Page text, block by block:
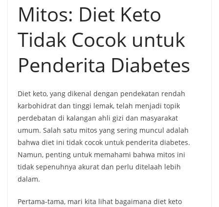
Mitos: Diet Keto
Tidak Cocok untuk
Penderita Diabetes
Diet keto, yang dikenal dengan pendekatan rendah
karbohidrat dan tinggi lemak, telah menjadi topik
perdebatan di kalangan ahli gizi dan masyarakat
umum. Salah satu mitos yang sering muncul adalah
bahwa diet ini tidak cocok untuk penderita diabetes.
Namun, penting untuk memahami bahwa mitos ini
tidak sepenuhnya akurat dan perlu ditelaah lebih
dalam.
Pertama-tama, mari kita lihat bagaimana diet keto